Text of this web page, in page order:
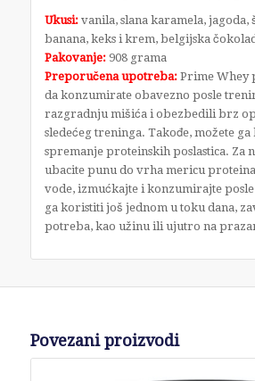
Ukusi:vanila, slana karamela, jagoda,
banana, keks i krem, belgijska
Pakovanje:908 grama
Preporučena upotreba:Prime Whey
da konzumirate obavezno posle
razgradnju mišića i obezbedili brz
sledećeg treninga. Takođe, možete
spremanje proteinskih poslastica. Za
ubacite punu do vrha mericu
vode, izmućkajte i konzumirajte
ga koristiti još jednom u toku dana,
potreba, kao užinu ili ujutro na
Povezani proizvodi